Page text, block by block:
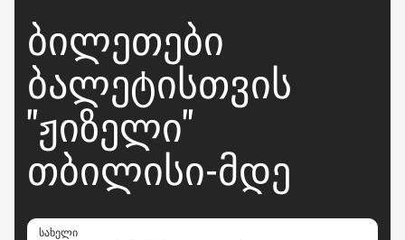
ᲑᲘᲚᲔᲗᲔᲑᲘ
ᲑᲐᲚᲔᲢᲘᲡᲗᲕᲘᲡ
"ᲟᲘᲖᲔᲚᲘ"
ᲗᲑᲘᲚᲘᲡᲘ-ᲛᲓᲔ
სახელი